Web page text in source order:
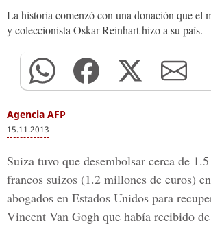
La historia comenzó con una donación que el
y coleccionista Oskar Reinhart hizo a su país.
Agencia AFP
15.11.2013
Suiza tuvo que desembolsar cerca de
francos suizos (1.2 millones de euros)
abogados en Estados Unidos para
Vincent Van Gogh que había recibido